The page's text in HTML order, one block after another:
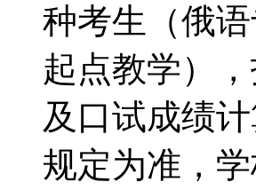
种考生（俄
起点教学）
及口试成绩
规定为准，